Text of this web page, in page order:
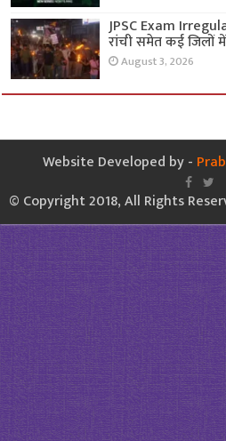
JPSC Exam
रांची समेत कई जिलों
August 3, 2026
Website Developed by -
© Copyright 2018, All Rights